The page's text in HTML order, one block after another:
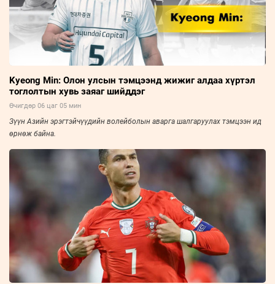
Kyeong Min: Олон улсын тэмцээнд жижиг алдаа хүртэл
тоглолтын хувь заяаг шийддэг
Өчигдөр 06 цаг 05 мин
Зүүн Азийн эрэгтэйчүүдийн волейболын аварга шалгаруулах тэмцээн ид
өрнөж байна.